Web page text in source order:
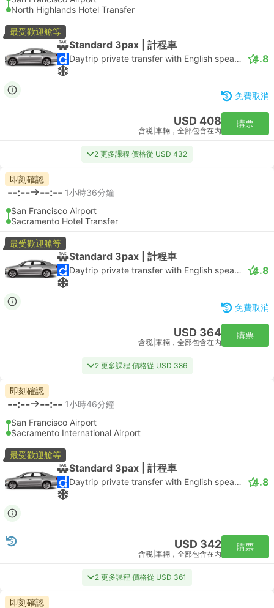
North Highlands Hotel Transfer
最受歡迎艙等
Standard 3pax | 計程車
Daytrip private transfer with English speaking driver 4.8
免費取消
USD 408
含税 車輛，全部包含在內
購票
2 更多課程 價格從 USD 432
即刻確認
--:-- --:-- 1小時36分鐘
San Francisco Airport
Sacramento Hotel Transfer
最受歡迎艙等
Standard 3pax | 計程車
Daytrip private transfer with English speaking driver 4.8
免費取消
USD 364
含税 車輛，全部包含在內
購票
2 更多課程 價格從 USD 386
即刻確認
--:-- --:-- 1小時46分鐘
San Francisco Airport
Sacramento International Airport
最受歡迎艙等
Standard 3pax | 計程車
Daytrip private transfer with English speaking driver 4.8
USD 342
含税 車輛，全部包含在內
購票
2 更多課程 價格從 USD 361
即刻確認